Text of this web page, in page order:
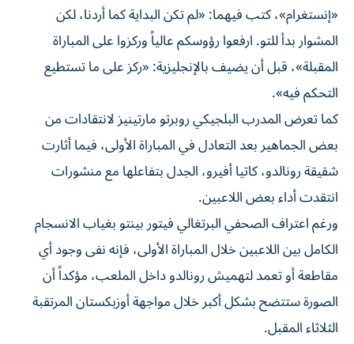
«إنستغرام»، كتب فيهما: «لم تكن البداية كما أردنا، لكن
المشوار بدأ للتو. ارفعوا رؤوسكم عالياً وركزوا على المباراة
المقبلة»، قبل أن يضيف بالإنجليزية: «ركز على ما تستطيع
التحكم فيه».
كما تعرض المدرب البلجيكي روبرتو مارتينيز لانتقادات من
بعض الجماهير بعد التعادل في المباراة الأولى، فيما أثارت
شقيقة رونالدو، كاتيا أفيرو، الجدل بتفاعلها مع منشورات
انتقدت أداء بعض اللاعبين.
ورغم اعتراف الصحفي البرتغالي فيتور بينتو بغياب الانسجام
الكامل بين اللاعبين خلال المباراة الأولى، فإنه نفى وجود أي
مقاطعة أو تعمد لتهميش رونالدو داخل الملعب، مؤكداً أن
الصورة ستتضح بشكل أكبر خلال مواجهة أوزبكستان المرتقبة
الثلاثاء المقبل.